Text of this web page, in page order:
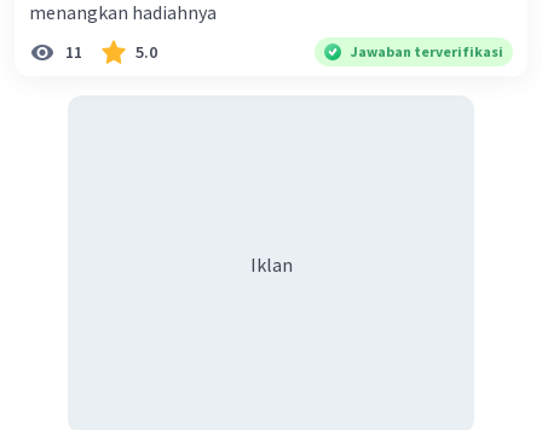
menangkan hadiahnya
11 5.0 Jawaban terverifikasi
Iklan